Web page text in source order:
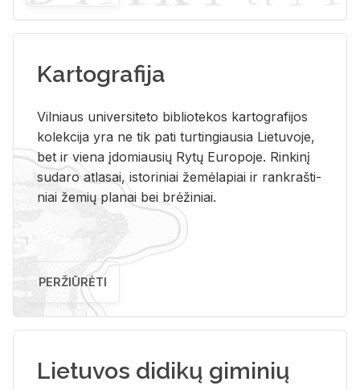
Kartografija
Vil­niaus uni­ver­si­te­to bi­b­lio­te­kos kar­to­gra­fi­jos
ko­lek­ci­ja yra ne tik pati tur­tin­giau­sia Lie­tu­vo­je,
bet ir vie­na įdo­miau­sių Rytų Eu­ro­po­je. Rin­ki­nį
su­da­ro at­la­sai, is­to­ri­niai že­mė­la­piai ir rank­raš­ti­
niai že­mių pla­nai bei brė­ži­niai.
PERŽIŪRĖTI
Lietuvos didikų giminių